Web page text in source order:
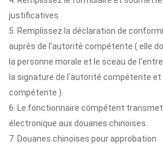
justificatives
5. Remplissez la déclaration de
auprès de l'autorité compétente ( elle
la personne morale et le sceau de
la signature de l'autorité compétente
compétente ).
6. Le fonctionnaire compétent
électronique aux douanes chinoises.
7. Douanes chinoises pour approbation